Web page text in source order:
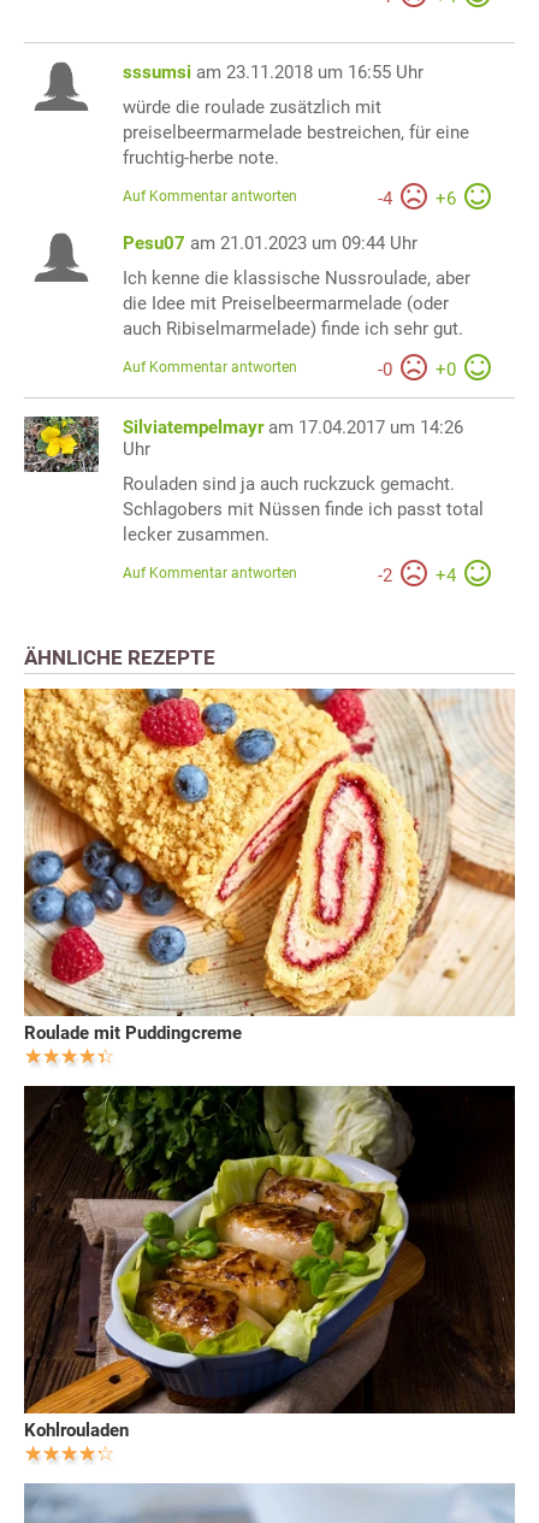
sssumsi am 23.11.2018 um 16:55 Uhr
würde die roulade zusätzlich mit
preiselbeermarmelade bestreichen, für eine
fruchtig-herbe note.
-4 +6
Auf Kommentar antworten
Pesu07 am 21.01.2023 um 09:44 Uhr
Ich kenne die klassische Nussroulade, aber
die Idee mit Preiselbeermarmelade (oder
auch Ribiselmarmelade) finde ich sehr gut.
-0 +0
Auf Kommentar antworten
Silviatempelmayr am 17.04.2017 um 14:26
Uhr
Rouladen sind ja auch ruckzuck gemacht.
Schlagobers mit Nüssen finde ich passt total
lecker zusammen.
-2 +4
Auf Kommentar antworten
ÄHNLICHE REZEPTE
Roulade mit Puddingcreme
Kohlrouladen